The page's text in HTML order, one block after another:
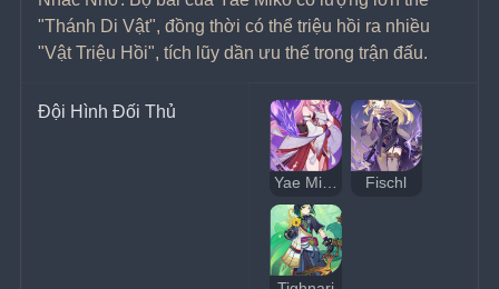
"Thánh Di Vật", đồng thời có thể triệu hồi ra nhiều
"Vật Triệu Hồi", tích lũy dần ưu thế trong trận đấu.
Đội Hình Đối Thủ
Yae Miko Fischl